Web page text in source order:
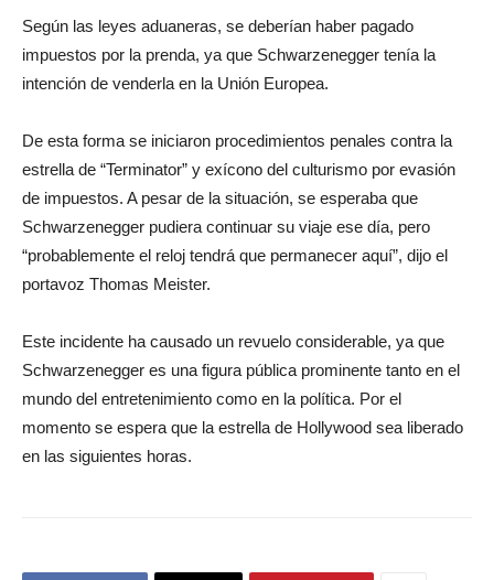
Según las leyes aduaneras, se deberían haber pagado
impuestos por la prenda, ya que Schwarzenegger tenía la
intención de venderla en la Unión Europea.
De esta forma se iniciaron procedimientos penales contra la
estrella de “Terminator” y exícono del culturismo por evasión
de impuestos. A pesar de la situación, se esperaba que
Schwarzenegger pudiera continuar su viaje ese día, pero
“probablemente el reloj tendrá que permanecer aquí”, dijo el
portavoz Thomas Meister.
Este incidente ha causado un revuelo considerable, ya que
Schwarzenegger es una figura pública prominente tanto en el
mundo del entretenimiento como en la política. Por el
momento se espera que la estrella de Hollywood sea liberado
en las siguientes horas.